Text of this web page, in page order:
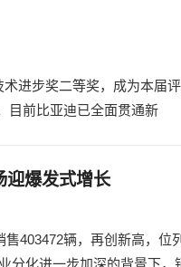
进步奖二等奖，成为本届
目前比亚迪已全面贯通新
迎爆发式增长
403472辆，再创新高，位
分化进一步加深的背景下，